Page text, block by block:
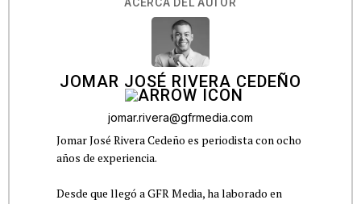
JOMAR JOSÉ RIVERA CEDEÑO
jomar.rivera@gfrmedia.com
Jomar José Rivera Cedeño es periodista con ocho
años de experiencia.
Desde que llegó a GFR Media, ha laborado en